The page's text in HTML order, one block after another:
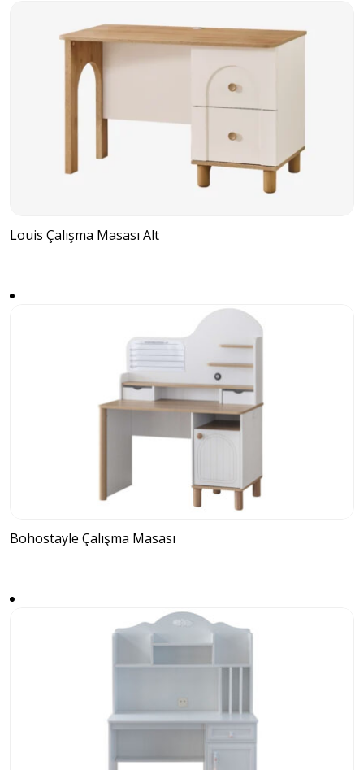
Louis Çalışma Masası Alt
Bohostayle Çalışma Masası